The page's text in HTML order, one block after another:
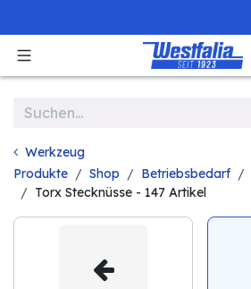
Werkzeug
Produkte
Shop Betriebsbedarf
Torx Stecknüsse - 147 Artikel